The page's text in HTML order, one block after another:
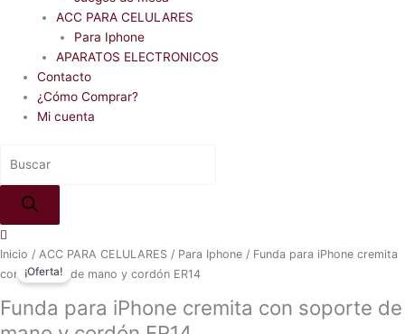
ACC PARA CELULARES
Para Iphone
APARATOS ELECTRONICOS
Contacto
¿Cómo Comprar?
Mi cuenta
Inicio / ACC PARA CELULARES / Para Iphone / Funda para iPhone cremita
con soporte de mano y cordón ER14
Funda para iPhone cremita con soporte de
¡Oferta!
Original
price
₲ 55.000.
Current
price
₲ 50.000.
Funda
para
cremita